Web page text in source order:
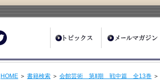
HOME ＞ 書籍検索 ＞ 会館芸術 第Ⅱ期 戦中篇 全13巻 ＞